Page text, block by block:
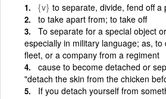
{v} to separate, divide, fend off a
to take apart from; to take off
To separate for a special object
especially in military language; as,
fleet, or a company from a regiment
cause to become detached or
"detach the skin from the chicken
If you detach yourself from